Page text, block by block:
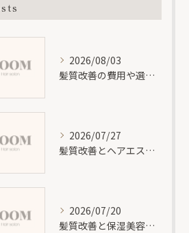
2026/08/03
髪質改善の費用や選び方を位と神奈川県大和市大和南エリアで徹底解説
2026/07/27
髪質改善とヘアエステの効果と違いを分かりやすく徹底解説
2026/07/20
髪質改善と保湿美容液で神奈川県大和市福田で理想の艶髪を叶える方法